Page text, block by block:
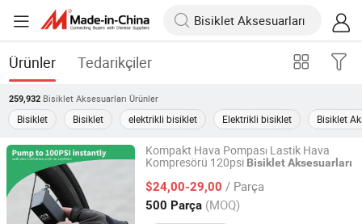
Ürünler Tedarikçiler
259,932 Bisiklet Aksesuarları Ürünler
Bisiklet Bisiklet elektrikli bisiklet Elektrikli bisiklet Bisiklet
Kompakt Hava Pompası Lastik Hava
Kompresörü 120psi BisikletAksesuarları
$24,00-29,00 / Parça
500 Parça (MOQ)
Sichuan Xingguang Intelligent Electronics Co., Ltd.
Sichuan, China Fiyat 2024